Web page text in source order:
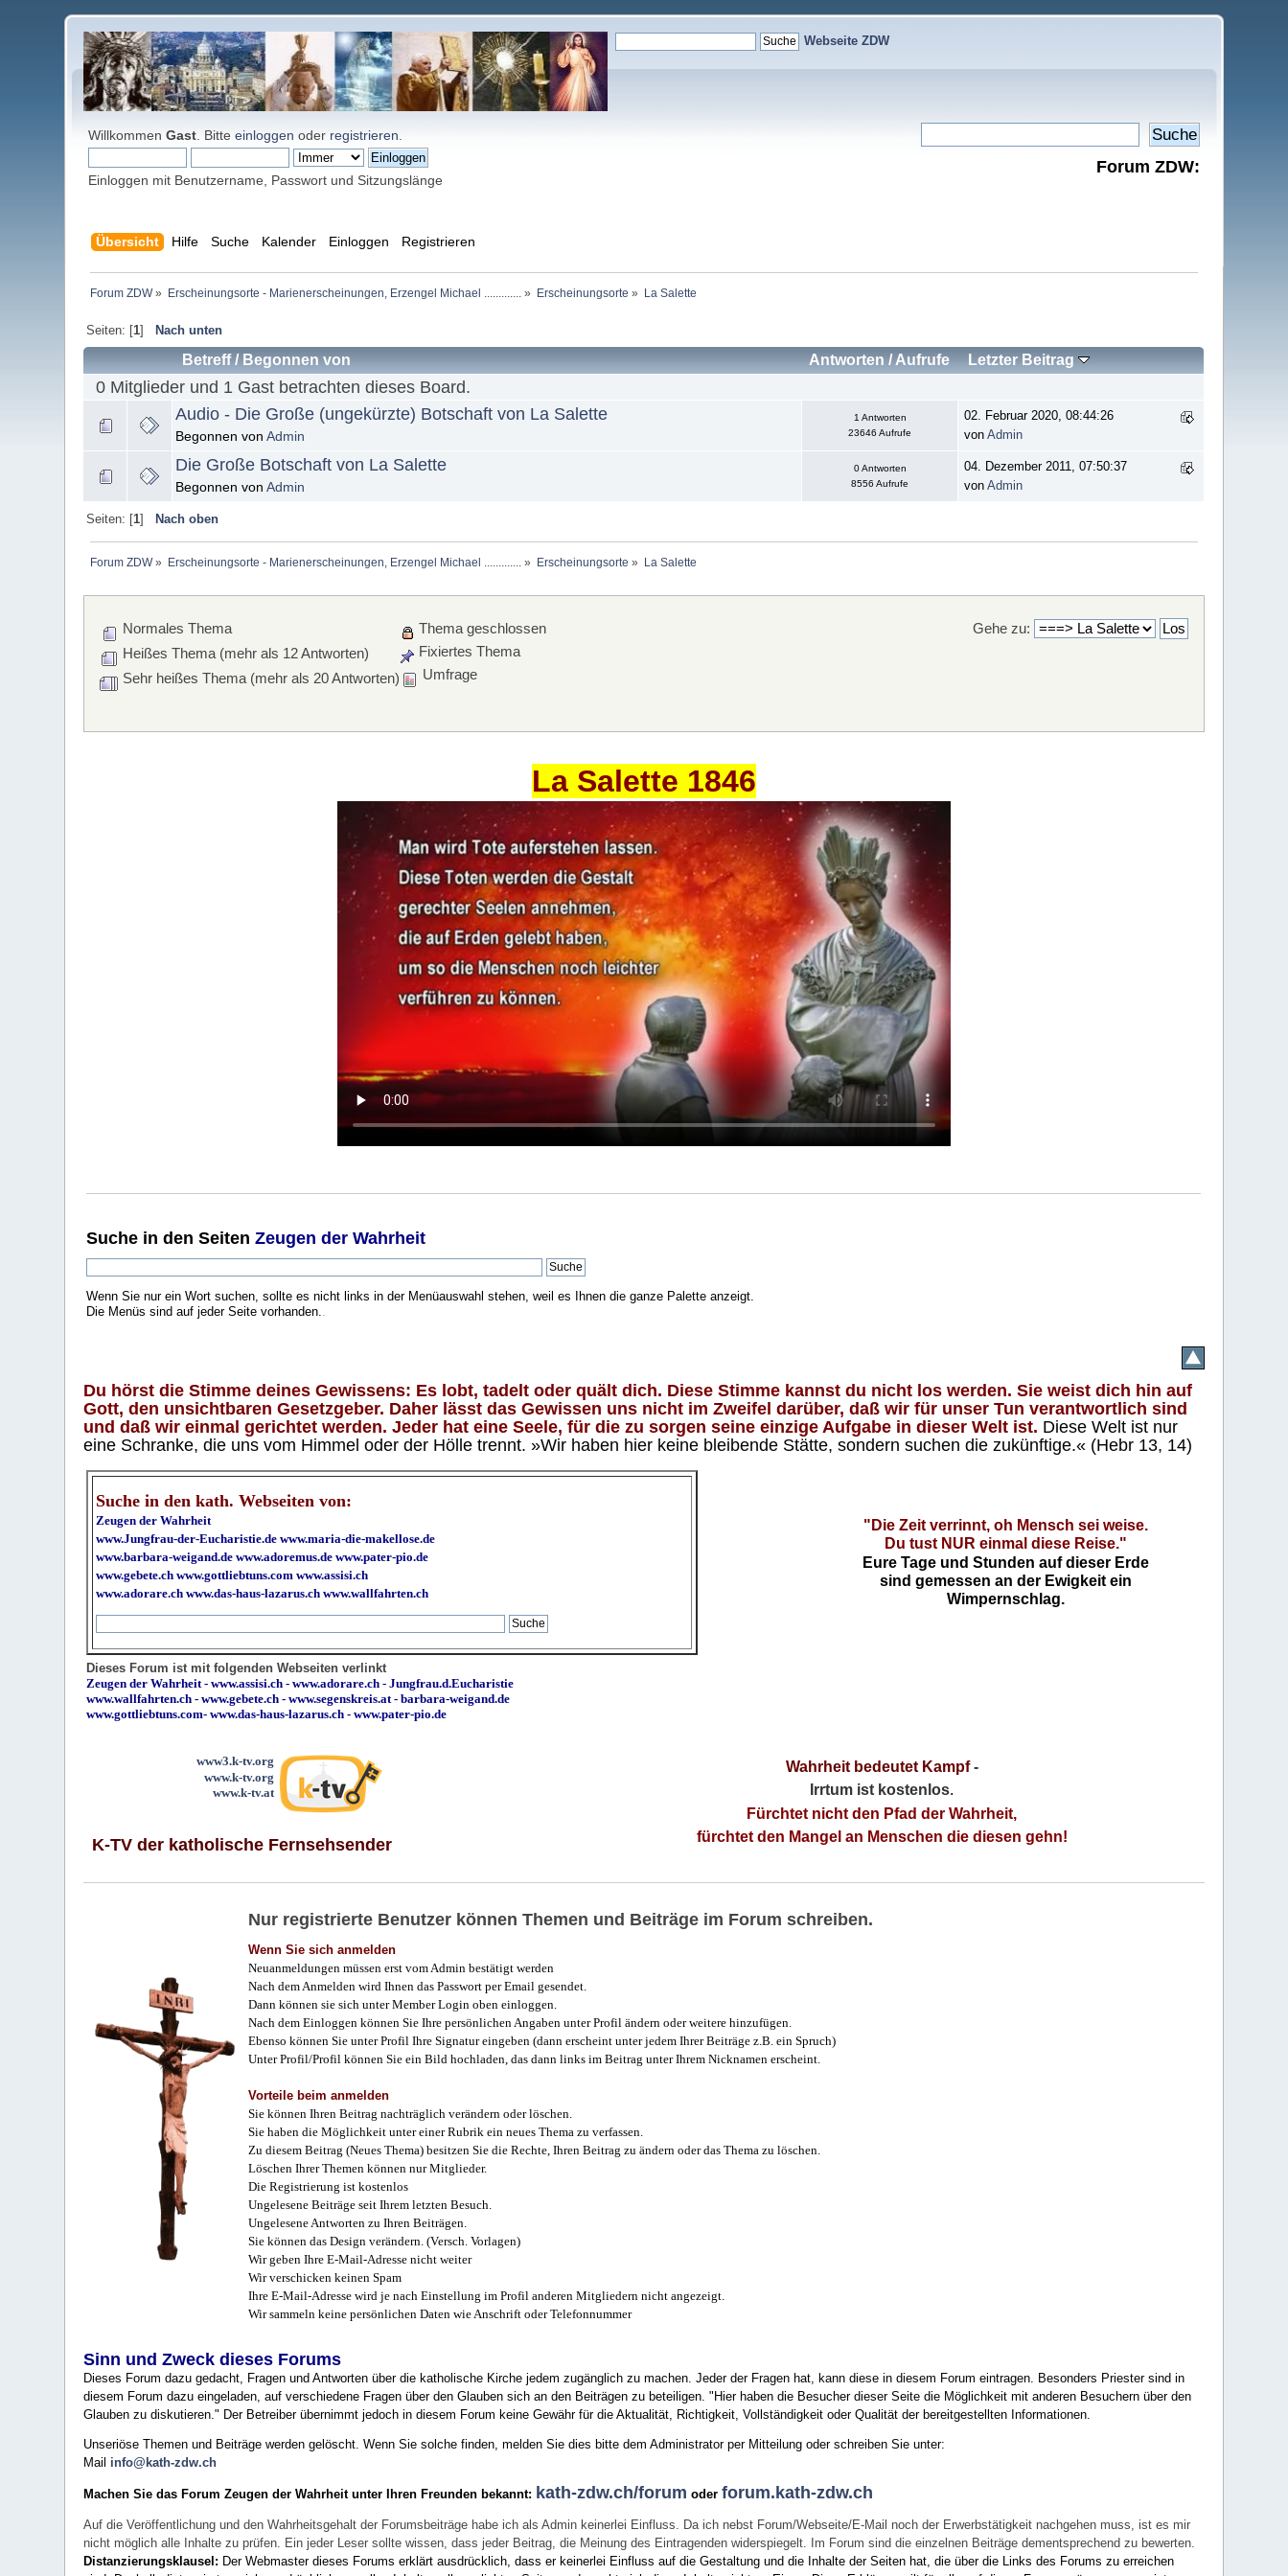
Webseite ZDW
WillkommenGast . Bitteeinloggen oder registrieren
Einloggen mit Benutzername, Passwort und Sitzungslänge
Forum ZDW:
Übersicht Hilfe Suche Kalender Einloggen Registrieren
Forum ZDW» Erscheinungsorte - Marienerscheinungen, Erzengel Michael .............» Erscheinungsorte » La Salette
Seiten: [1] Nach unten
Betreff/ Begonnen von Antworten /Aufrufe Letzter Beitrag
0 Mitglieder und 1 Gast betrachten dieses Board.
Audio - Die Große (ungekürzte) Botschaft von La Salette
Begonnen vonAdmin
1 Antworten
23646 Aufrufe
02. Februar 2020, 08:44:26
vonAdmin
Die Große Botschaft von La Salette
Begonnen vonAdmin
0 Antworten
8556 Aufrufe
04. Dezember 2011, 07:50:37
vonAdmin
Seiten: [1] Nach oben
Forum ZDW» Erscheinungsorte - Marienerscheinungen, Erzengel Michael .............» Erscheinungsorte » La Salette
Gehe zu:
Normales Thema
Heißes Thema (mehr als 12 Antworten)
Sehr heißes Thema (mehr als 20 Antworten)
Thema geschlossen
Fixiertes Thema
Umfrage
La Salette 1846
Suche in den SeitenZeugen der Wahrheit
Wenn Sie nur ein Wort suchen, sollte es nicht links in der Menüauswahl stehen, weil es Ihnen die ganze Palette anzeigt.
Die Menüs sind auf jeder Seite vorhanden.
Du hörst die Stimme deines Gewissens: Es lobt, tadelt oder quält dich. Diese Stimme kannst du nicht los werden. Sie weist dich hin auf
Gott, den unsichtbaren Gesetzgeber. Daher lässt das Gewissen uns nicht im Zweifel darüber, daß wir für unser Tun verantwortlich sind
und daß wir einmal gerichtet werden. Jeder hat eine Seele, für die zu sorgen seine einzige Aufgabe in dieser Welt ist. Diese Welt ist nur
eine Schranke, die uns vom Himmel oder der Hölle trennt. »Wir haben hier keine bleibende Stätte, sondern suchen die zukünftige.« (Hebr 13, 14)
Suche in den kath. Webseiten von:
Zeugen der Wahrheit
www.Jungfrau-der-Eucharistie.de www.maria-die-makellose.de
www.barbara-weigand.de www.adoremus.de www.pater-pio.de
www.gebete.ch www.gottliebtuns.com www.assisi.ch
www.adorare.ch www.das-haus-lazarus.ch www.wallfahrten.ch
"Die Zeit verrinnt, oh Mensch sei weise.
Du tust NUR einmal diese Reise."
Eure Tage und Stunden auf dieser Erde
sind gemessen an der Ewigkeit ein
Wimpernschlag.
Dieses Forum ist mit folgenden Webseiten verlinkt
Zeugen der Wahrheit -www.assisi.ch -www.adorare.ch -Jungfrau.d.Eucharistie
www.wallfahrten.ch -www.gebete.ch -www.segenskreis.at -barbara-weigand.de
www.gottliebtuns.com-www.das-haus-lazarus.ch - www.pater-pio.de
www3.k-tv.org
www.k-tv.org
www.k-tv.at
K-TV der katholische Fernsehsender
Wahrheit bedeutet Kampf-
Irrtum ist kostenlos.
Fürchtet nicht den Pfad der Wahrheit,
fürchtet den Mangel an Menschen die diesen gehn!
Nur registrierte Benutzer können Themen und Beiträge im Forum schreiben.
Wenn Sie sich anmelden
Neuanmeldungen müssen erst vom Admin bestätigt werden
Nach dem Anmelden wird Ihnen das Passwort per Email gesendet.
Dann können sie sich unter Member Login oben einloggen.
Nach dem Einloggen können Sie Ihre persönlichen Angaben unter Profil ändern oder weitere hinzufügen.
Ebenso können Sie unter Profil Ihre Signatur eingeben (dann erscheint unter jedem Ihrer Beiträge z.B. ein Spruch)
Unter Profil/Profil können Sie ein Bild hochladen, das dann links im Beitrag unter Ihrem Nicknamen erscheint.
Vorteile beim anmelden
Sie können Ihren Beitrag nachträglich verändern oder löschen.
Sie haben die Möglichkeit unter einer Rubrik ein neues Thema zu verfassen.
Zu diesem Beitrag (Neues Thema) besitzen Sie die Rechte, Ihren Beitrag zu ändern oder das Thema zu löschen.
Löschen Ihrer Themen können nur Mitglieder.
Die Registrierung ist kostenlos
Ungelesene Beiträge seit Ihrem letzten Besuch.
Ungelesene Antworten zu Ihren Beiträgen.
Sie können das Design verändern. (Versch. Vorlagen)
Wir geben Ihre E-Mail-Adresse nicht weiter
Wir verschicken keinen Spam
Ihre E-Mail-Adresse wird je nach Einstellung im Profil anderen Mitgliedern nicht angezeigt.
Wir sammeln keine persönlichen Daten wie Anschrift oder Telefonnummer
Sinn und Zweck dieses Forums
Dieses Forum dazu gedacht, Fragen und Antworten über die katholische Kirche jedem zugänglich zu machen. Jeder der Fragen hat, kann diese in diesem Forum eintragen. Besonders Priester sind in
diesem Forum dazu eingeladen, auf verschiedene Fragen über den Glauben sich an den Beiträgen zu beteiligen. "Hier haben die Besucher dieser Seite die Möglichkeit mit anderen Besuchern über den
Glauben zu diskutieren." Der Betreiber übernimmt jedoch in diesem Forum keine Gewähr für die Aktualität, Richtigkeit, Vollständigkeit oder Qualität der bereitgestellten Informationen.
Unseriöse Themen und Beiträge werden gelöscht. Wenn Sie solche finden, melden Sie dies bitte dem Administrator per Mitteilung oder schreiben Sie unter:
Mail info@kath-zdw.ch
Machen Sie das Forum Zeugen der Wahrheit unter Ihren Freunden bekannt: kath-zdw.ch/forum oderforum.kath-zdw.ch
Auf die Veröffentlichung und den Wahrheitsgehalt der Forumsbeiträge habe ich als Admin keinerlei Einfluss. Da ich nebst Forum/Webseite/E-Mail noch der Erwerbstätigkeit nachgehen muss, ist es mir
nicht möglich alle Inhalte zu prüfen. Ein jeder Leser sollte wissen, dass jeder Beitrag, die Meinung des Eintragenden widerspiegelt. Im Forum sind die einzelnen Beiträge dementsprechend zu bewerten.
Distanzierungsklausel: Der Webmaster dieses Forums erklärt ausdrücklich, dass er keinerlei Einfluss auf die Gestaltung und die Inhalte der Seiten hat, die über die Links des Forums zu erreichen